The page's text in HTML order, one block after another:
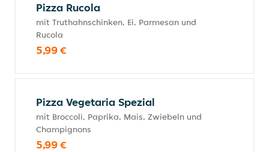
Pizza Rucola
mit Truthahnschinken, Ei, Parmesan und
Rucola
5,99 €
Pizza Vegetaria Spezial
mit Broccoli, Paprika, Mais, Zwiebeln und
Champignons
5,99 €